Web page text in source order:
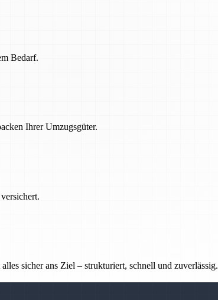
Bedarf.
Ihrer Umzugsgüter.
sicher ans Ziel – strukturiert, schnell und zuverlässig.